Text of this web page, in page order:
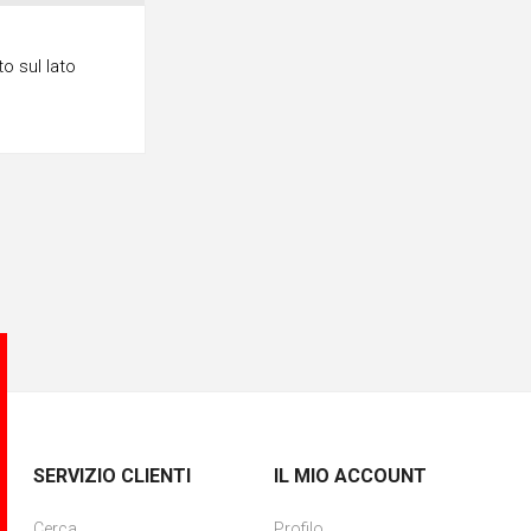
sul lato
SERVIZIO CLIENTI IL MIO ACCOUNT